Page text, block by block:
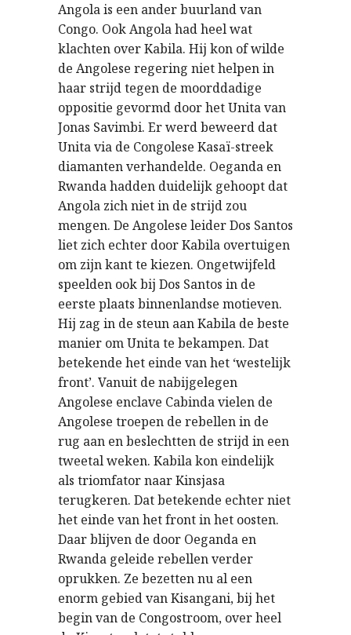
Angola is een ander buurland van
Congo. Ook Angola had heel wat
klachten over Kabila. Hij kon of wilde
de Angolese regering niet helpen in
haar strijd tegen de moorddadige
oppositie gevormd door het Unita van
Jonas Savimbi. Er werd beweerd dat
Unita via de Congolese Kasaï-streek
diamanten verhandelde. Oeganda en
Rwanda hadden duidelijk gehoopt dat
Angola zich niet in de strijd zou
mengen. De Angolese leider Dos Santos
liet zich echter door Kabila overtuigen
om zijn kant te kiezen. Ongetwijfeld
speelden ook bij Dos Santos in de
eerste plaats binnenlandse motieven.
Hij zag in de steun aan Kabila de beste
manier om Unita te bekampen. Dat
betekende het einde van het ‘westelijk
front’. Vanuit de nabijgelegen
Angolese enclave Cabinda vielen de
Angolese troepen de rebellen in de
rug aan en beslechtten de strijd in een
tweetal weken. Kabila kon eindelijk
als triomfator naar Kinsjasa
terugkeren. Dat betekende echter niet
het einde van het front in het oosten.
Daar blijven de door Oeganda en
Rwanda geleide rebellen verder
oprukken. Ze bezetten nu al een
enorm gebied van Kisangani, bij het
begin van de Congostroom, over heel